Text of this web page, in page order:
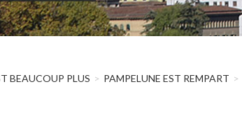
BEAUCOUP PLUS PAMPELUNE EST REMPART